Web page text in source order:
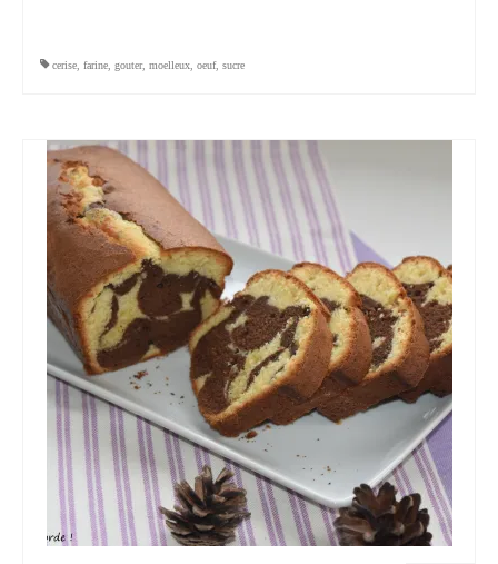
cerise farine gouter, moelleux oeuf, sucre